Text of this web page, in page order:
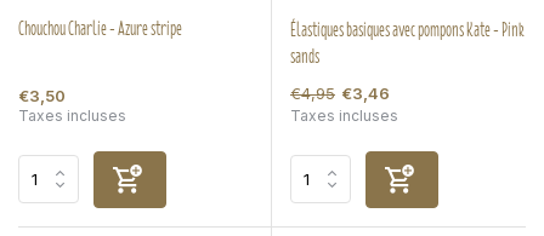
Chouchou Charlie - Azure stripe
€3,50
Taxes incluses
Élastiques basiques avec pompons Kate - Pink
sands
€4,95 €3,46
Taxes incluses